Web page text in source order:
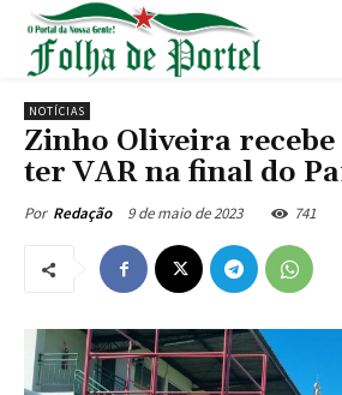
NOTÍCIAS
Zinho Oliveira
ter VAR na final do
Por Redação 9 de maio de 2023 741